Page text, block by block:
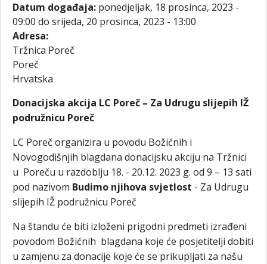
Datum događaja: ponedjeljak, 18 prosinca, 2023 -
09:00 do srijeda, 20 prosinca, 2023 - 13:00
Adresa:
Tržnica Poreč
Poreč
Hrvatska
Donacijska akcija LC Poreč – Za Udrugu slijepih IŽ
podružnicu Poreč
LC Poreč organizira u povodu Božićnih i
Novogodišnjih blagdana donacijsku akciju na Tržnici
u Poreču u razdoblju 18. - 20.12. 2023 g. od 9 – 13 sati
pod nazivom Budimo njihova svjetlost - Za Udrugu
slijepih IŽ podružnicu Poreč
Na štandu će biti izloženi prigodni predmeti izrađeni
povodom Božićnih blagdana koje će posjetitelji dobiti
u zamjenu za donacije koje će se prikupljati za našu